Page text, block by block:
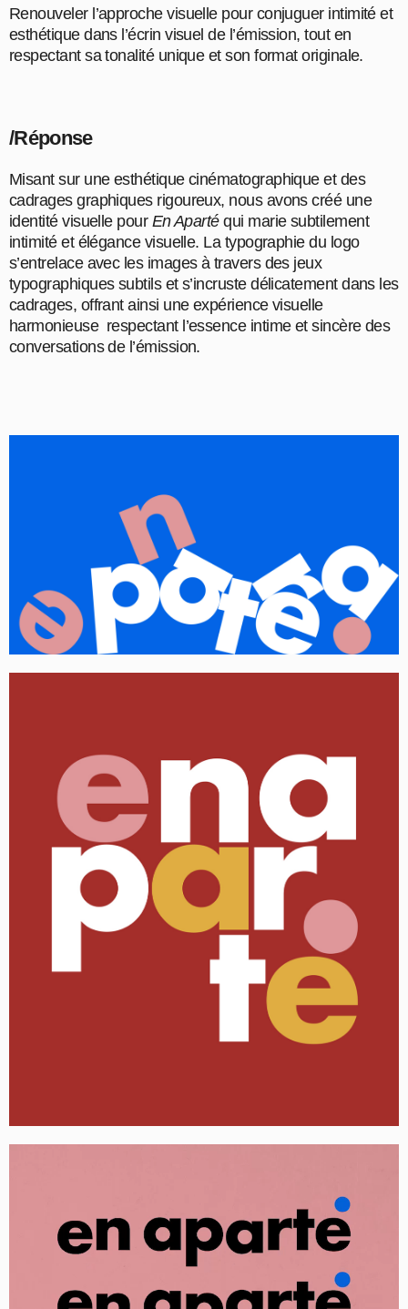
Renouveler l’approche visuelle pour conjuguer intimité et
esthétique dans l’écrin visuel de l’émission, tout en
respectant sa tonalité unique et son format originale.
/Réponse
Misant sur une esthétique cinématographique et des
cadrages graphiques rigoureux, nous avons créé une
identité visuelle pour En Apartéqui marie subtilement
intimité et élégance visuelle. La typographie du logo
s’entrelace avec les images à travers des jeux
typographiques subtils et s’incruste délicatement dans les
cadrages, offrant ainsi une expérience visuelle
harmonieuse respectant l’essence intime et sincère des
conversations de l’émission.